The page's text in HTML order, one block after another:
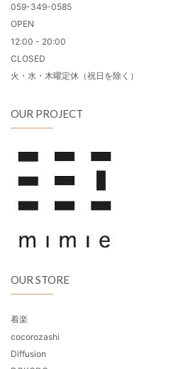
059-349-0585
OPEN
12:00 - 20:00
CLOSED
火・水・木曜定休（祝日を除く）
OUR PROJECT
OUR STORE
着楽
cocorozashi
Diffusion